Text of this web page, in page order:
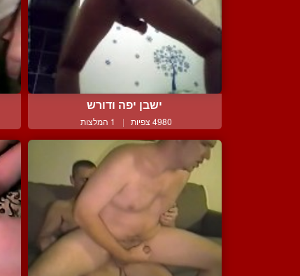
ישבן יפה ודורש
4980 צפיות | 1 המלצות